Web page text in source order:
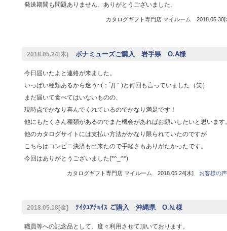
発送期間も問題ありません。ありがとうございました。
カタログギフト専門店 マイルーム
2018.05.24[木] ボナミューズご購入 岩手県 O.A様
今日届いたよと連絡が来ました。
いっぱい種類あるから迷う~(；´Д｀)と何回も言っていました（笑）
まだ届いて食べてはいないものの、
現時点でかなり喜んでくれているのでかなり満足です！
他にもたくさん種類があるのでまた機会があればお願いしたいと思います
他のカタログサイトには支払い方法がかなり限られていたのですが
こちらはコンビニ決済も出来たので手軽さもありがたかったです。
今回はありがとうございました(*^_^*)
カタログギフト専門店 マイルーム 2018.05.24[木] お客様の声
2018.05.18[金] ﾃｲｸﾕｱﾁｮｲｽ ご購入 沖縄県 O.N.様
職員等への記念品として、度々利用させて頂いております。